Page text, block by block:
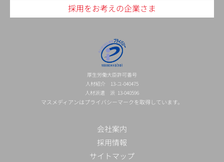
採用をお考えの企業さま
厚生労働大臣許可番号
人材紹介 13-ユ-040475
人材派遣 派 13-040596
マスメディアンはプライバシーマークを取得しています。
会社案内
採用情報
サイトマップ